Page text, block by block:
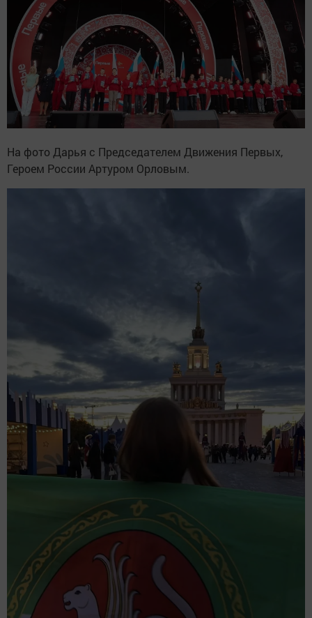
На фото Дарья с Председателем Движения Первых,
Героем России Артуром Орловым.